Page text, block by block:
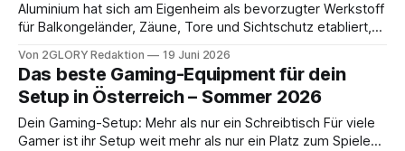
Aluminium hat sich am Eigenheim als bevorzugter Werkstoff
für Balkongeländer, Zäune, Tore und Sichtschutz etabliert,
und das über viele Jahre. Wer ein Haus baut oder saniert,
trifft im Außenbereich Entscheidungen, die lange halten
sollen. Balkongeländer, Gartenzaun, Hoftor und Sichtschutz
prägen das Erscheinungsbild Ihrer
Von 2GLORY Redaktion 19 Juni 2026
Das beste Gaming-Equipment für dein
Setup in Österreich – Sommer 2026
Dein Gaming-Setup: Mehr als nur ein Schreibtisch Für viele
Gamer ist ihr Setup weit mehr als nur ein Platz zum Spielen.